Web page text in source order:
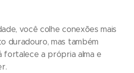
você colhe conexões mais
duradouro, mas também
fortalece a própria alma e